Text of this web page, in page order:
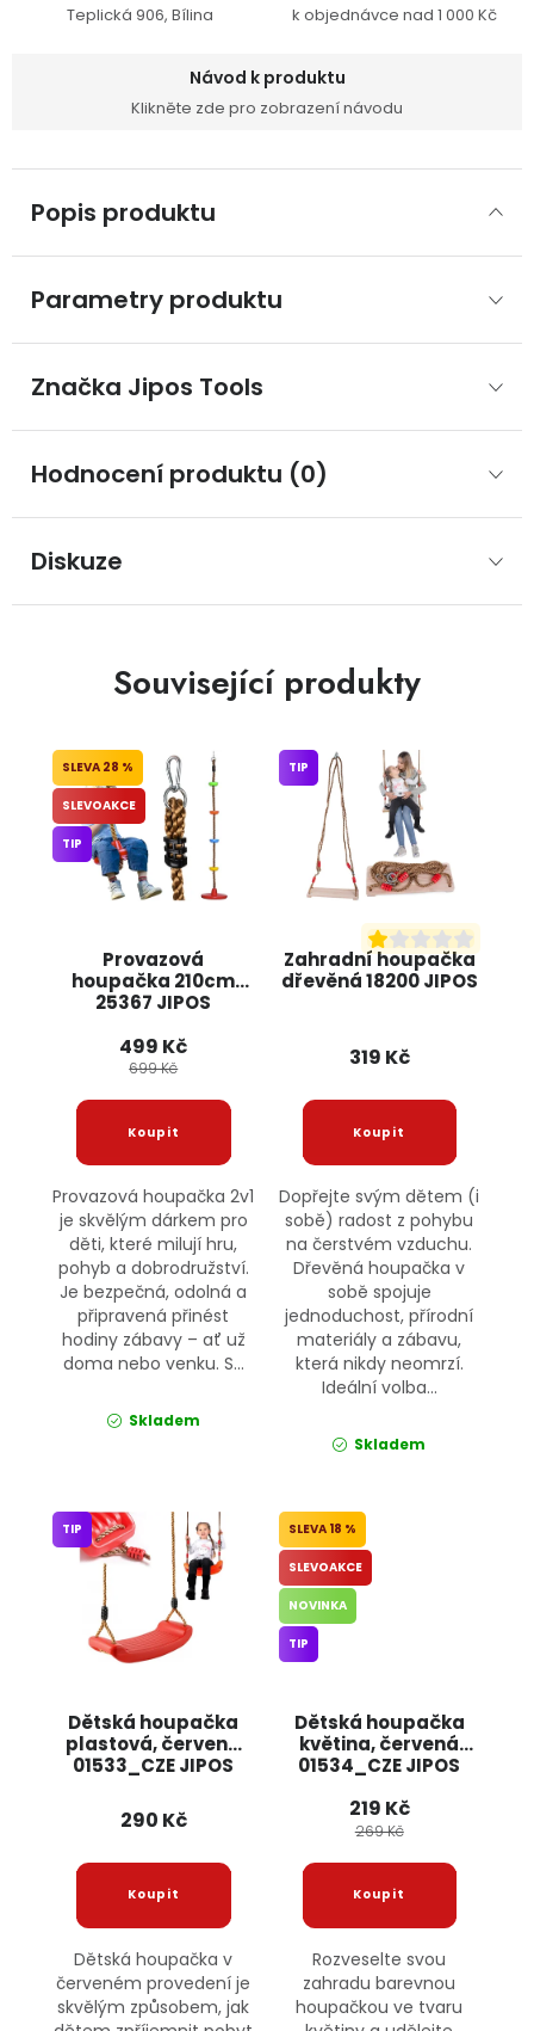
Teplická 906, Bílina k objednávce nad 1 000 Kč
Návod k produktu
Klikněte zde pro zobrazení návodu
Popis produktu
Parametry produktu
Značka Jipos Tools
Hodnocení produktu (0)
Diskuze
Související produkty
Provazová
houpačka 210cm
25367 JIPOS
28 %
SLEVOAKCE
TIP
499 Kč
699 Kč
Provazová houpačka 2v1
je skvělým dárkem pro
děti, které milují hru,
pohyb a dobrodružství.
Je bezpečná, odolná a
připravená přinést
hodiny zábavy – ať už
doma nebo venku. S...
Skladem
Zahradní houpačka
dřevěná 18200 JIPOS
TIP
319 Kč
Dopřejte svým dětem (i
sobě) radost z pohybu
na čerstvém vzduchu.
Dřevěná houpačka v
sobě spojuje
jednoduchost, přírodní
materiály a zábavu,
která nikdy neomrzí.
Ideální volba...
Skladem
Dětská houpačka
plastová, červená
01533_CZE JIPOS
TIP
290 Kč
Dětská houpačka v
červeném provedení je
skvělým způsobem, jak
Dětská houpačka
květina, červená
01534_CZE JIPOS
18 %
SLEVOAKCE
NOVINKA
TIP
219 Kč
269 Kč
Rozveselte svou
zahradu barevnou
houpačkou ve tvaru